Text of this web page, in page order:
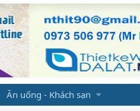
Ăn uống - Khách sạn